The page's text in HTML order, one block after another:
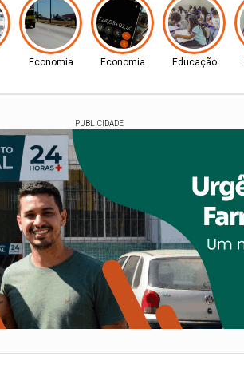
Economia Economia Educação
PUBLICIDADE